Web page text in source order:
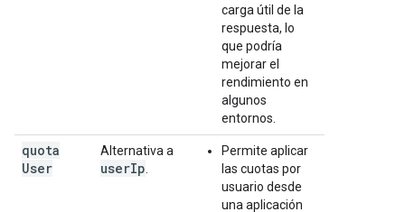
carga útil de la
respuesta, lo
que podría
mejorar el
rendimiento en
algunos
entornos.
quota
User
Alternativa a
userIp
Permite aplicar
las cuotas por
usuario desde
una aplicación